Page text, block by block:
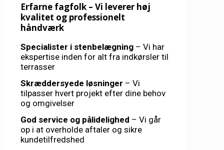
Erfarne fagfolk – Vi leverer høj
kvalitet og professionelt
håndværk
Specialister i stenbelægning – Vi har
ekspertise inden for alt fra indkørsler til
terrasser
Skræddersyede løsninger – Vi
tilpasser hvert projekt efter dine behov
og omgivelser
God service og pålidelighed – Vi går
op i at overholde aftaler og sikre
kundetilfredshed